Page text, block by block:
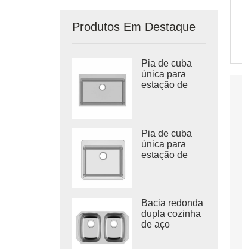
Produtos Em Destaque
Pia de cuba
única para
estação de
Pia de cuba
única para
estação de
Bacia redonda
dupla cozinha
de aço